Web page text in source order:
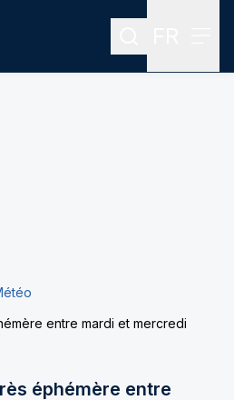
Rechercher
entre mardi et mercredi
éphémère entre